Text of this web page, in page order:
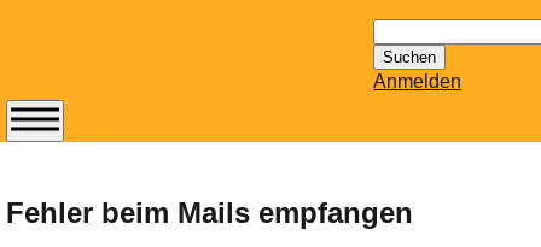
nach:
Anmelden
Fehler beim Mails empfangen
Abonnieren Sie den
erscheinenden